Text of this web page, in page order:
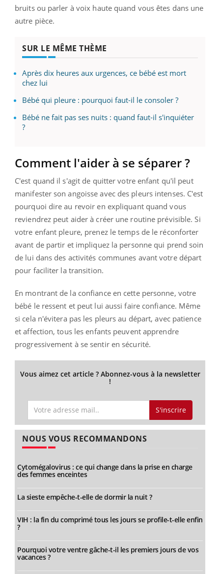
bruits ou parler à voix haute quand vous êtes dans une
autre pièce.
SUR LE MÊME THÈME
Après dix heures aux urgences, ce bébé est mort
chez lui
Bébé qui pleure : pourquoi faut-il le consoler ?
Bébé ne fait pas ses nuits : quand faut-il s'inquiéter
?
Comment l'aider à se séparer ?
C'est quand il s'agit de quitter votre enfant qu'il peut
manifester son angoisse avec des pleurs intenses. C'est
pourquoi dire au revoir en expliquant quand vous
reviendrez peut aider à créer une routine prévisible. Si
votre enfant pleure, prenez le temps de le réconforter
avant de partir et impliquez la personne qui prend soin
de lui dans des activités communes avant votre départ
pour faciliter la transition.
En montrant de la confiance en cette personne, votre
bébé le ressent et peut lui aussi faire confiance. Même
si cela n'évitera pas les pleurs au départ, avec patience
et affection, tous les enfants peuvent apprendre
progressivement à se sentir en sécurité.
Vous aimez cet article ? Abonnez-vous à la newsletter
!
S'inscrire
NOUS VOUS RECOMMANDONS
Cytomégalovirus : ce qui change dans la prise en charge
des femmes enceintes
La sieste empêche-t-elle de dormir la nuit ?
VIH : la fin du comprimé tous les jours se profile-t-elle enfin
?
Pourquoi votre ventre gâche-t-il les premiers jours de vos
vacances ?